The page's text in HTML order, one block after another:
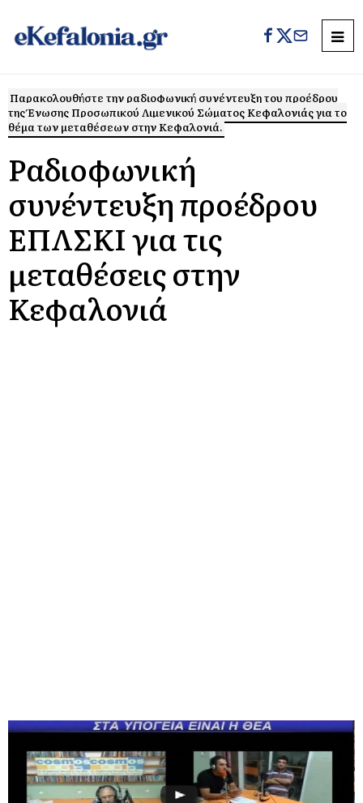
Παρακολουθήστε την ραδιοφωνική συνέντευξη του προέδρου
της Ένωσης Προσωπικού Λιμενικού Σώματος Κεφαλονιάς για το
θέμα των μεταθέσεων στην Κεφαλονιά.
Ραδιοφωνική
συνέντευξη προέδρου
ΕΠΛΣΚΙ για τις
μεταθέσεις στην
Κεφαλονιά